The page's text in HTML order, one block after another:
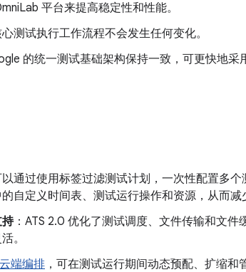
平台来提高稳定性和性能。
测试执行工作流程不会发生任何变化。
的统一测试基础架构保持一致，可更快地采
以通过使用标签过滤测试计划，一次性配置多
自定义时间表、测试运行操作和资源，从而减
：ATS 2.0 优化了测试调度、文件传输和文件
。
云端编排 ，可在测试运行期间动态预配、扩缩和